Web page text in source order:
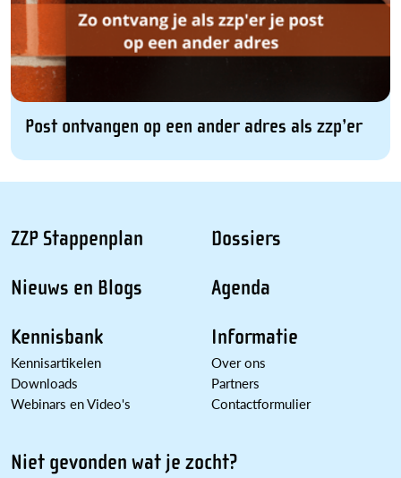
Post ontvangen op een ander adres als zzp’er
ZZP Stappenplan
Nieuws en Blogs
Kennisbank
Kennisartikelen
Downloads
Webinars en Video's
Dossiers
Agenda
Informatie
Over ons
Partners
Contactformulier
Niet gevonden wat je zocht?